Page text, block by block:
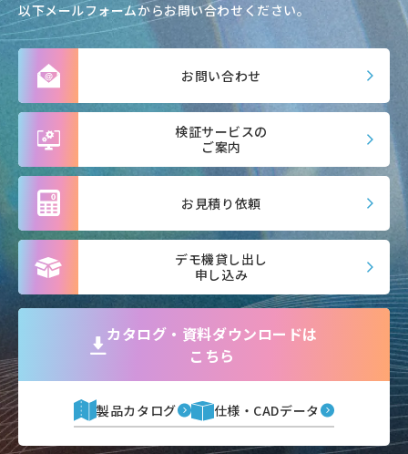
以下メールフォームからお問い合わせください。
お問い合わせ
検証サービスの
ご案内
お見積り依頼
デモ機貸し出し
申し込み
カタログ・資料ダウンロードは
こちら
製品カタログ 仕様・CADデータ